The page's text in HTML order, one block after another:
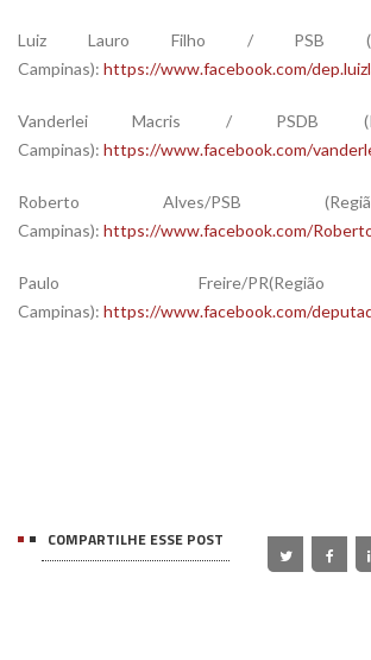
Luiz Lauro Filho / PSB
Campinas): https://www.facebook.com/
Vanderlei Macris / PSDB
Campinas): https://www.facebook.com/
Roberto Alves/PSB
Campinas): https://www.facebook.com/
Paulo Freire/
Campinas): https://www.facebook.com/
COMPARTILHE ESSE POST